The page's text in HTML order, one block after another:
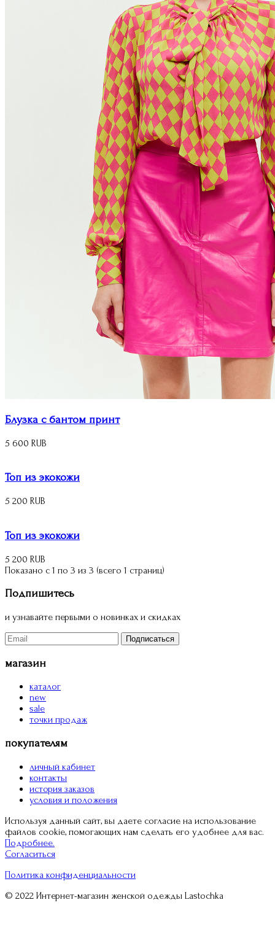
Блузка с бантом принт
5 600 RUB
Топ из экокожи
5 200 RUB
Топ из экокожи
5 200 RUB
Показано с 1 по 3 из 3 (всего 1 страниц)
Подпишитесь
и узнавайте первыми о новинках и скидках
Подписаться
магазин
каталог
new
sale
точки продаж
покупателям
личный кабинет
контакты
история заказов
условия и положения
Используя данный сайт, вы даете согласие на использование
файлов cookie, помогающих нам сделать его удобнее для вас.
Подробнее.
Согласиться
Политика конфиденциальности
© 2022 Интернет-магазин женской одежды Lastochka